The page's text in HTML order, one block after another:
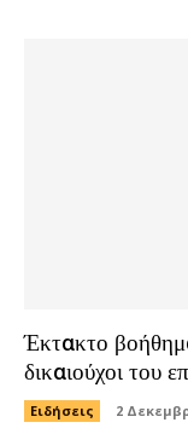
Έκτακτο
δικαιούχοι του
Ειδήσεις 2